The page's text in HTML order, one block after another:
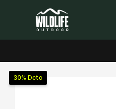
contenido
30% Dcto